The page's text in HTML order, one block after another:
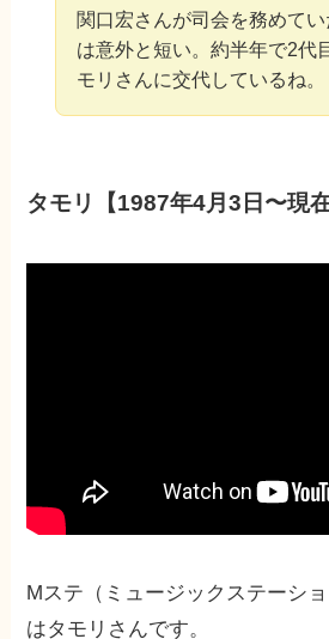
関口宏さんが司会を務めてい
は意外と短い。約半年で2代
モリさんに交代しているね。
タモリ【1987年4月3日〜現在
Mステ（ミュージックステーシ
はタモリさんです。